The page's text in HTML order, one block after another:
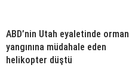
ABD’nin Utah eyaletinde orman
yangınına müdahale eden
helikopter düştü